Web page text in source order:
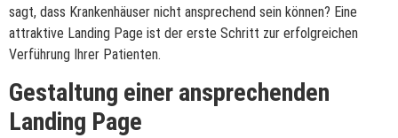
sagt, dass Krankenhäuser nicht ansprechend sein können? Eine
attraktive Landing Page ist der erste Schritt zur erfolgreichen
Verführung Ihrer Patienten.
Gestaltung einer ansprechenden
Landing Page